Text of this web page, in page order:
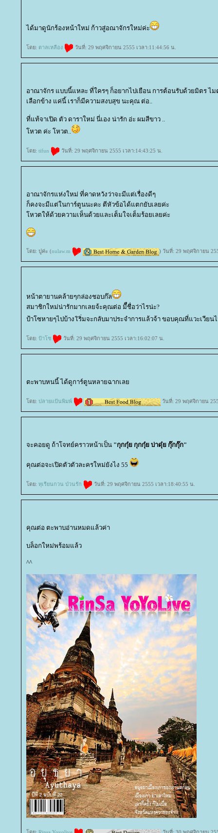
ได้มาดูนักร้องหน้าใหม่ ก้าวสู่อณาจักรใหม่ค่ะ
ดย: ตาลเหลือง วันที่: 29 พฤศจิกายน 2555 เวลา:11:44:56 น.
อาณาจักร แบบนี้แหละ ที่ใครๆ ก็อยากไปเยือน การต้อนรับด้วยมิตร ไม
เลือกข้าง แค่นี้ เราก็มีความสงบสุข นะคุณ ต่อ..
ที่แท้จาเปิด ตัว ดาราใหม่ นี่เอง น่ารัก อ่ะ ผมสีขาว ..
หวต ค่ะ โหวต..
ดย: tifun วันที่: 29 พฤศจิกายน 2555 เวลา:14:43:25 น.
อาณาจักรแห่งใหม่ ที่คาดหวังว่าจะมีแต่เรื่องดีๆ
ก็คงจะมีแต่ในการ์ตูนนะคะ ตีหัวข้อได้แตกยับเลยค่ะ
หวตให้ด้วยความเห็นด้วยและเต็มใจเต็มร้อยเลยค่ะ
ดย: ปูค่ะ (nulaw.m ) วันที่: 29 พฤศจิกายน
หน้าตายานคล้ายๆกล่องชอบก๊ล
สมาชิกใหม่น่ารักมากเลยจ้ะคุณต่อ มีืชื่อว่าไรน่ะ?
ป้าโซหายๆไปบ้าง เิริ่มจะกลับมาประจำการแล้วจ้า ขอบคุณที่แวะเวีย
ดย: ป้าโซ วันที่: 29 พฤศจิกายน 2555 เวลา:16:02:07 น.
ตะพาบหนนี้ ได้ดูการ์ตูนหลายฉากเล
ดย: ปลายแป้นพิมพ์ วันที่: 29 พฤศจิกายน
จะคอยดู ถ้าโจทย์คราวหน้าเป็น "กุกกุ๋ย กุกกุ๋ย บ่าดุ๋ย กุ๊กกุ๊ก"
คุณต่อจะเปิดตัวตัวละครใหม่ยังไง 55
ดย: ทุเรียนกวน ป่วนรัก วันที่: 29 พฤศจิกายน 2555 เวลา:18:40:55 น.
คุณต่อ ตะพาบอ่านหมดแล้วค่า
บล็อกใหม่พร้อมแล้ว
^^